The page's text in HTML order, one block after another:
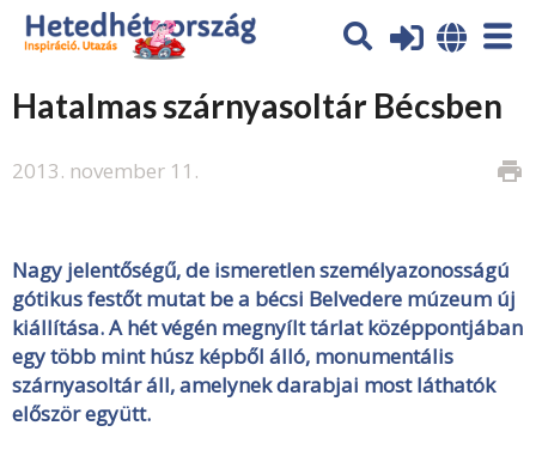
Hatalmas szárnyasoltár Bécsben
2013. november 11. print
Nagy jelentőségű, de ismeretlen személyazonosságú
gótikus festőt mutat be a bécsi Belvedere múzeum új
kiállítása. A hét végén megnyílt tárlat középpontjában
egy több mint húsz képből álló, monumentális
szárnyasoltár áll, amelynek darabjai most láthatók
először együtt.